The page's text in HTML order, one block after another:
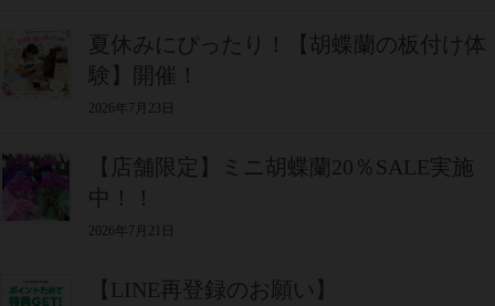
夏休みにぴったり！【胡蝶蘭の板付け体
験】開催！
2026年7月23日
【店舗限定】ミニ胡蝶蘭20％SALE実施
中！！
2026年7月21日
【LINE再登録のお願い】